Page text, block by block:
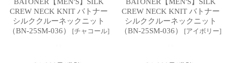
CREW NECK KNIT バトナー
シルククルーネックニット
（BN-25SM-036）
[チャコール]
CREW NECK KNIT バトナー
シルククルーネックニット
（BN-25SM-036）
[アイボリー]